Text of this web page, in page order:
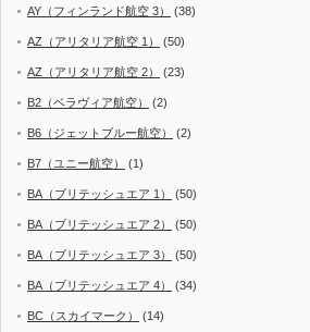
AY（フィンランド航空 3） (38)
AZ（アリタリア航空 1） (50)
AZ（アリタリア航空 2） (23)
B2（ベラヴィア航空） (2)
B6（ジェットブルー航空） (2)
B7（ユニー航空） (1)
BA（ブリテッシュエア 1） (50)
BA（ブリテッシュエア 2） (50)
BA（ブリテッシュエア 3） (50)
BA（ブリテッシュエア 4） (34)
BC（スカイマーク） (14)